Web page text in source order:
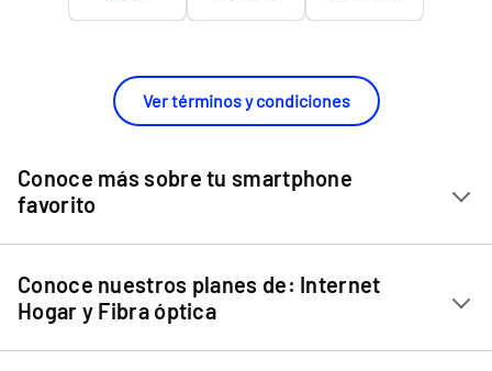
Ver términos y condiciones
Conoce más sobre tu smartphone
favorito
Chip Entel
Apple iPhone 11
Apple iPhone 12 Mini
Conoce nuestros planes de: Internet
Hogar y Fibra óptica
Internet Hogar